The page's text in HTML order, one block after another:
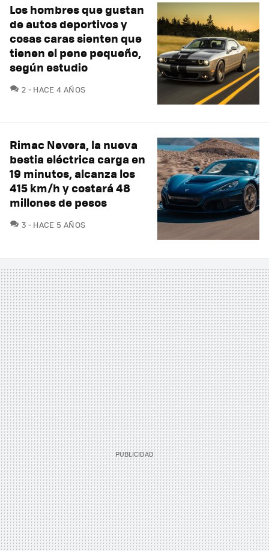
Los hombres que gustan
de autos deportivos y
cosas caras sienten que
tienen el pene pequeño,
según estudio
2 COMENTARIOS
HACE 4 AÑOS
Rimac Nevera, la nueva
bestia eléctrica carga en
19 minutos, alcanza los
415 km/h y costará 48
millones de pesos
3 COMENTARIOS
HACE 5 AÑOS